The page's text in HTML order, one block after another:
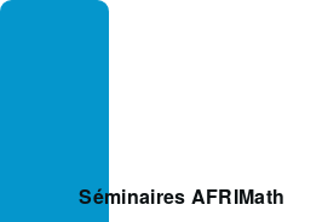
Aller au contenu principal
Séminaires AFRIMath